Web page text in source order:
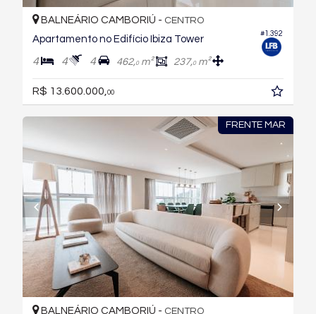
#1.392
BALNEÁRIO CAMBORIÚ - CENTRO
Apartamento no Edifício Ibiza Tower
4 4 4 462,0m² 237,0m²
R$ 13.600.000,00
FRENTE MAR
BALNEÁRIO CAMBORIÚ - CENTRO